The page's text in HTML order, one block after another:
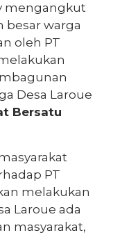
mengangkut
besar warga
oleh PT
Desa Laroue
Bersatu
PT
melakukan
Laroue ada
masyarakat,